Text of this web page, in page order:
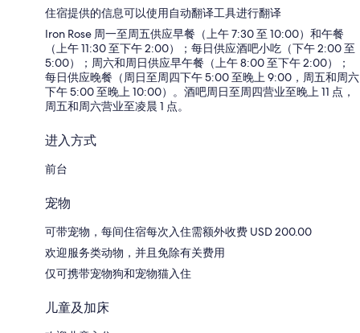
住宿提供的信息可以使用自动翻译工具进行翻译
Iron Rose 周一至周五供应早餐（上午 7:30 至 10:00）和午餐
（上午 11:30 至下午 2:00）；每日供应酒吧小吃（下午 2:00 至
5:00）；周六和周日供应早午餐（上午 8:00 至下午 2:00）；
每日供应晚餐（周日至周四下午 5:00 至晚上 9:00，周五和周六
下午 5:00 至晚上 10:00）。酒吧周日至周四营业至晚上 11 点，
周五和周六营业至凌晨 1 点。
进入方式
前台
宠物
可带宠物，每间住宿每次入住需额外收费 USD 200.00
欢迎服务类动物，并且免除有关费用
仅可携带宠物狗和宠物猫入住
儿童及加床